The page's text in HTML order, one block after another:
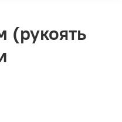
(рукоять